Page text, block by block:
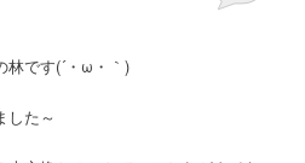
林です(´・ω・｀)
した～